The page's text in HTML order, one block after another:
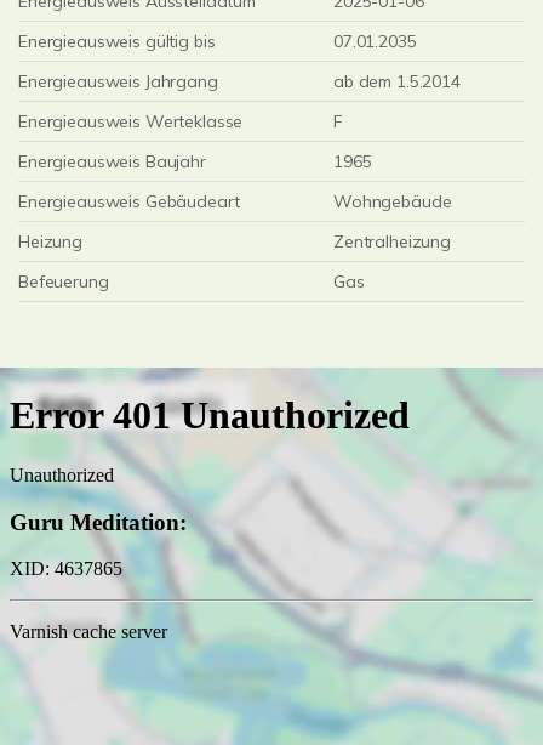
Energieausweis gültig bis
07.01.2035
Energieausweis Jahrgang
ab dem 1.5.2014
Energieausweis Werteklasse
F
Energieausweis Baujahr
1965
Energieausweis Gebäudeart
Wohngebäude
Heizung
Zentralheizung
Befeuerung
Gas